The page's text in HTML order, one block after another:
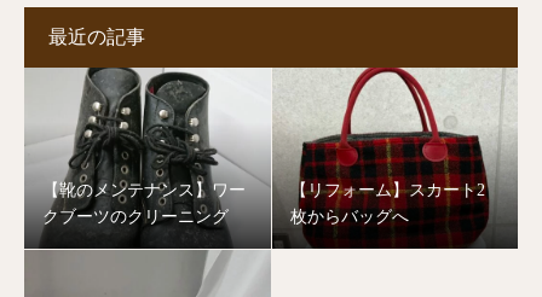
最近の記事
【靴のメンテナンス】ワー
クブーツのクリーニング
【リフォーム】スカート2
枚からバッグへ